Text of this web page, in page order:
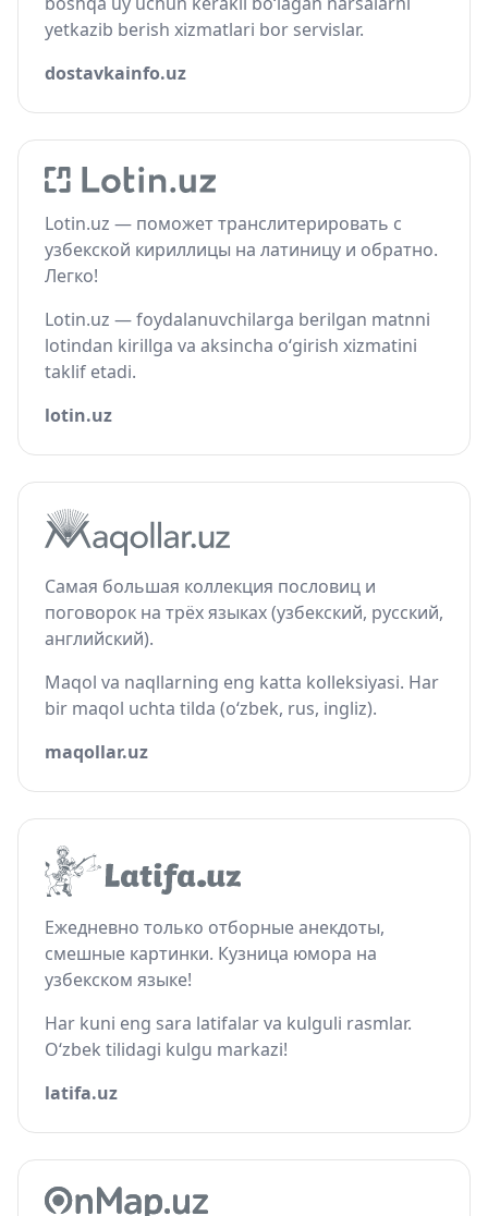
yetkazib berish xizmatlari bor servislar.
dostavkainfo.uz
Lotin.uz — поможет транслитерировать с
узбекской кириллицы на латиницу и обратно.
Легко!
Lotin.uz — foydalanuvchilarga berilgan matnni
lotindan kirillga va aksincha o‘girish xizmatini
taklif etadi.
lotin.uz
Самая большая коллекция пословиц и
поговорок на трёх языках (узбекский, русский,
английский).
Maqol va naqllarning eng katta kolleksiyasi. Har
bir maqol uchta tilda (o‘zbek, rus, ingliz).
maqollar.uz
Ежедневно только отборные анекдоты,
смешные картинки. Кузница юмора на
узбекском языке!
Har kuni eng sara latifalar va kulguli rasmlar.
O‘zbek tilidagi kulgu markazi!
latifa.uz